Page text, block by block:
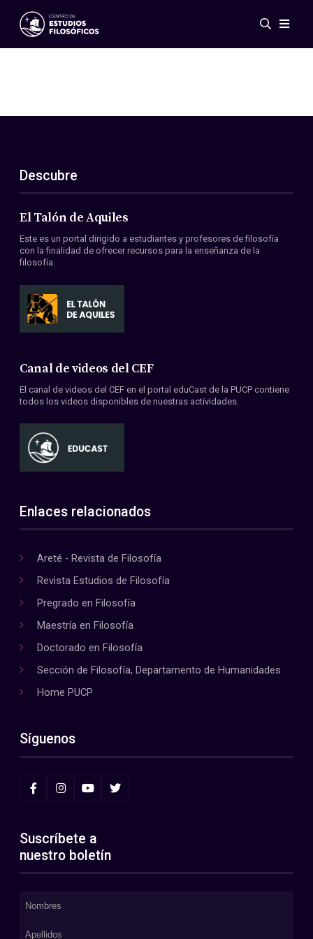
Eventos
ES
EN
Acerca de nosotros
Miembros
Convenios
Descubre
El Talón de Aquiles
Este es un portal dirigido a estudiantes y profesores de filosofía
con la finalidad de ofrecer recursos para la enseñanza de la
filosofía.
Canal de videos del CEF
El canal de videos del CEF en el portal eduCast de la PUCP contiene
todos los videos disponibles de nuestras actividades.
Enlaces relacionados
Areté - Revista de Filosofía
Revista Estudios de Filosofía
Pregrado en Filosofía
Maestría en Filosofía
Doctorado en Filosofía
Sección de Filosofía, Departamento de Humanidades
Home PUCP
Síguenos
Suscríbete a
nuestro boletín